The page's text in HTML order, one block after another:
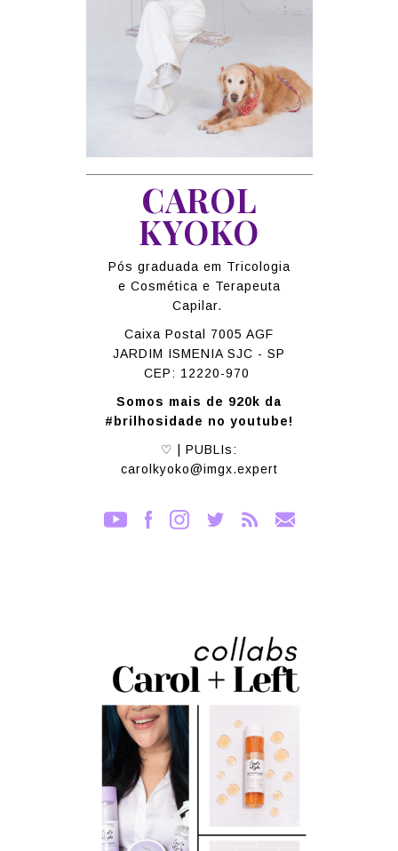
CAROL
KYOKO
Pós graduada em Tricologia
e Cosmética e Terapeuta
Capilar.
Caixa Postal 7005 AGF
JARDIM ISMENIA SJC - SP
CEP: 12220-970
Somos mais de 920k da
#brilhosidade no youtube!
♡ | PUBLIs:
carolkyoko@imgx.expert